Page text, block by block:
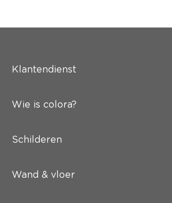
Klantendienst
Wie is colora?
Schilderen
Wand & vloer